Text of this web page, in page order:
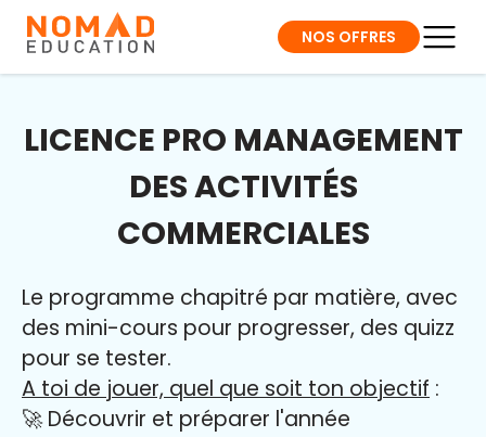
NOS OFFRES
LICENCE PRO MANAGEMENT
DES ACTIVITÉS
COMMERCIALES
Le programme chapitré par matière, avec
des mini-cours pour progresser, des quizz
pour se tester.
A toi de jouer, quel que soit ton objectif :
🚀 Découvrir et préparer l'année